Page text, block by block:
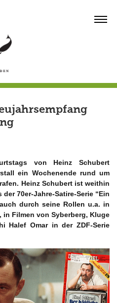
von Heinz Schubert
ein Wochenende rund um
Heinz Schubert ist weithin
70er-Jahre-Satire-Serie “Ein
durch seine Rollen u.a. in
in Filmen von Syberberg, Kluge
Halef Omar in der ZDF-Serie